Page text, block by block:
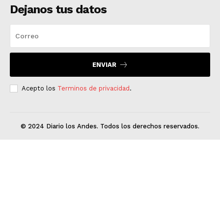
Dejanos tus datos
ENVIAR
Acepto los Terminos de privacidad .
© 2024 Diario los Andes. Todos los derechos reservados.